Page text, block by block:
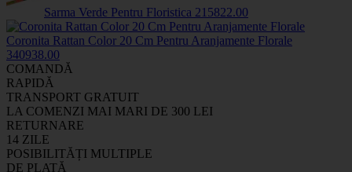
Sarma Verde Pentru Floristica 215822.00
Coronita Rattan Color 20 Cm Pentru Aranjamente Florale
340938.00
COMANDĂ
RAPIDĂ
TRANSPORT GRATUIT
LA COMENZI MAI MARI DE 300 LEI
RETURNARE
14 ZILE
POSIBILITĂȚI MULTIPLE
DE PLATĂ